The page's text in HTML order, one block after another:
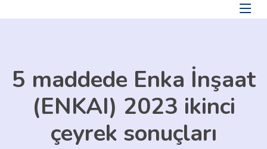
5 maddede Enka İnşaat
(ENKAI) 2023 ikinci
çeyrek sonuçları